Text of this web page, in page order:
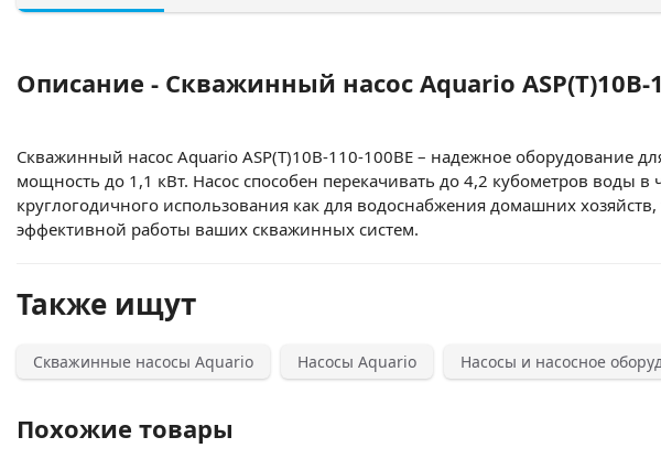
Описание - Скважинный насос Aquario ASP(T)10B-
Скважинный насос Aquario ASP(T)10B-110-100BE – надежное
мощность до 1,1 кВт. Насос способен перекачивать до 4,2 кубометров воды
круглогодичного использования как для водоснабжения домашних
эффективной работы ваших скважинных систем.
Также ищут
Скважинные насосы Aquario Насосы Aquario Насосы и насосное
Похожие товары